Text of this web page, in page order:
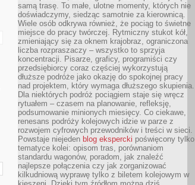
samą trasę. To małe, ulotne momenty, których nie
doświadczymy, siedząc samotnie za kierownicą.
Wiele osób odkrywa również, że pociąg to świetne
miejsce do pracy twórczej. Rytmiczny stukot kół,
zmieniający się za oknem krajobraz, ograniczona
liczba rozpraszaczy – wszystko to sprzyja
koncentracji. Pisarze, graficy, programiści czy
przedsiębiorcy coraz częściej wykorzystują
dłuższe podróże jako okazję do spokojnej pracy
nad projektem, który wymaga dłuższego skupienia.
Dla niektórych podróż pociągiem staje się wręcz
rytuałem – czasem na planowanie, refleksję,
podsumowanie minionych miesięcy. Co ciekawe,
renesans podróży kolejowych idzie w parze z
rozwojem cyfrowych przewodników i treści w sieci.
Powstaje niejeden blog ekspercki poświęcony tylko
tematyce kolei: opisom tras, porównaniom
standardu wagonów, poradom, jak znaleźć
najlepsze połączenia czy jak zorganizować
kilkudniową wyprawę tylko z biletem kolejowym w